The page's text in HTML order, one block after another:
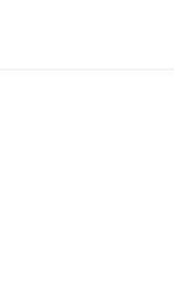
1956-os év eseményei